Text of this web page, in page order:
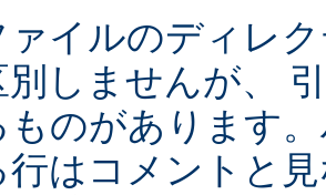
ァイルのディレ
別しませんが、
ものがあります
行はコメントと